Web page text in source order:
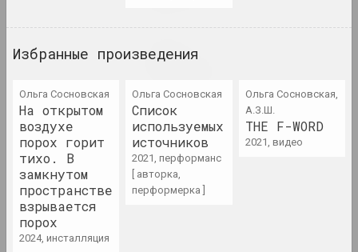
Кандидат в веру
1+1=1, Михаил Гулин, Антонина
Слободчикова
Кафе Беларусь II: Комплекс
Кассандры
2023. выставка
Избранные произведения
Ольга Сосновская
На открытом
воздухе
порох горит
тихо. В
замкнутом
пространстве
взрывается
порох
2024, инсталляция
Ольга Сосновская
Список
используемых
источников
2021, перформанс
[ авторка,
перформерка ]
Ольга Сосновская,
А.З.Ш.
THE F-WORD
2021, видео